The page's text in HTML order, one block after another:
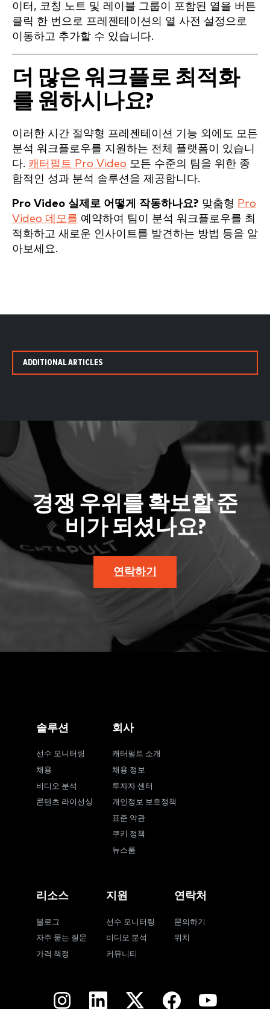
이터, 코칭 노트 및 레이블 그룹이 포함된 열을 버튼
클릭 한 번으로 프레젠테이션의 열 사전 설정으로
이동하고 추가할 수 있습니다.
더 많은 워크플로 최적화
를 원하시나요?
이러한 시간 절약형 프레젠테이션 기능 외에도 모든
분석 워크플로우를 지원하는 전체 플랫폼이 있습니
다. 캐터펄트 Pro Video 모든 수준의 팀을 위한 종
합적인 성과 분석 솔루션을 제공합니다.
Pro Video 실제로 어떻게 작동하나요? 맞춤형 Pro
Video 데모를 예약하여 팀이 분석 워크플로우를 최
적화하고 새로운 인사이트를 발견하는 방법 등을 알
아보세요.
ADDITIONAL ARTICLES
경쟁 우위를 확보할 준
비가 되셨나요?
연락하기
솔루션
선수 모니터링
채용
비디오 분석
콘텐츠 라이선싱
회사
캐터펄트 소개
채용 정보
투자자 센터
개인정보 보호정책
표준 약관
쿠키 정책
뉴스룸
리소스
블로그
자주 묻는 질문
가격 책정
지원
선수 모니터링
비디오 분석
커뮤니티
연락처
문의하기
위치